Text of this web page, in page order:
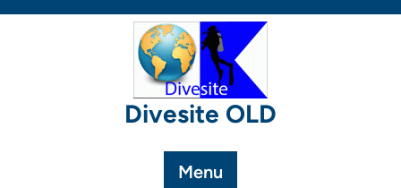
Divesite OLD
Menu